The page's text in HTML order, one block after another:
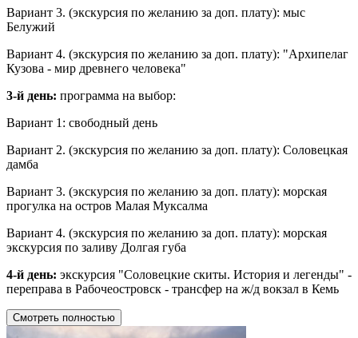
Вариант 3. (экскурсия по желанию за доп. плату): мыс
Белужий
Вариант 4. (экскурсия по желанию за доп. плату): "Архипелаг
Кузова - мир древнего человека"
3-й день: программа на выбор:
Вариант 1: свободный день
Вариант 2. (экскурсия по желанию за доп. плату): Соловецкая
дамба
Вариант 3. (экскурсия по желанию за доп. плату): морская
прогулка на остров Малая Муксалма
Вариант 4. (экскурсия по желанию за доп. плату): морская
экскурсия по заливу Долгая губа
4-й день: экскурсия "Соловецкие скиты. История и легенды" -
переправа в Рабочеостровск - трансфер на ж/д вокзал в Кемь
Смотреть полностью